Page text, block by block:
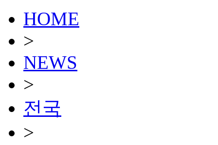
HOME
>
NEWS
>
전국
>